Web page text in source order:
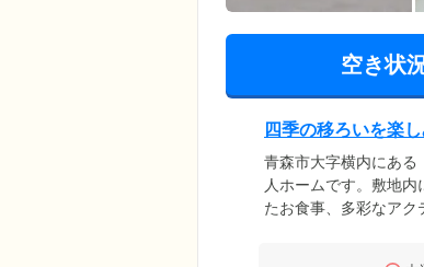
空き状
四季の移ろいを楽
青森市大字横内にある
人ホームです。敷地
たお食事、多彩なア